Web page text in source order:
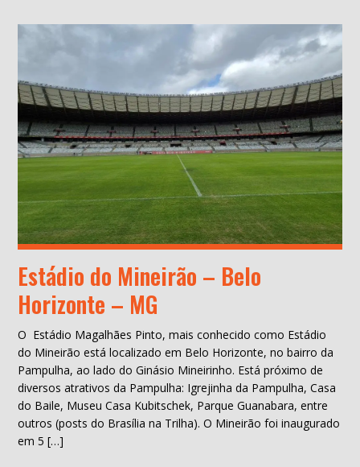
Estádio do Mineirão – Belo
Horizonte – MG
O Estádio Magalhães Pinto, mais conhecido como Estádio
do Mineirão está localizado em Belo Horizonte, no bairro da
Pampulha, ao lado do Ginásio Mineirinho. Está próximo de
diversos atrativos da Pampulha: Igrejinha da Pampulha, Casa
do Baile, Museu Casa Kubitschek, Parque Guanabara, entre
outros (posts do Brasília na Trilha). O Mineirão foi inaugurado
em 5 […]